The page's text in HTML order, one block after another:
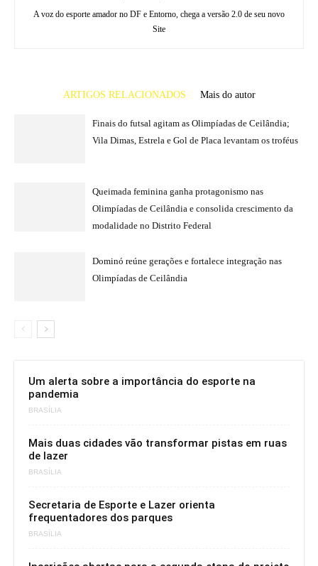
A voz do esporte amador no DF e Entorno, chega a versão 2.0 de seu novo
Site
ARTIGOS RELACIONADOS Mais do autor
Finais do futsal agitam as Olimpíadas de Ceilândia;
Vila Dimas, Estrela e Gol de Placa levantam os troféus
Queimada feminina ganha protagonismo nas
Olimpíadas de Ceilândia e consolida crescimento da
modalidade no Distrito Federal
Dominó reúne gerações e fortalece integração nas
Olimpíadas de Ceilândia
Um alerta sobre a importância do esporte na
pandemia
BRASÍLIA
Mais duas cidades vão transformar pistas em ruas
de lazer
BRASÍLIA
Secretaria de Esporte e Lazer orienta
frequentadores dos parques
BRASÍLIA